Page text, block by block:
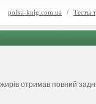
polka-knig.com.ua / Тесты
отримав повний